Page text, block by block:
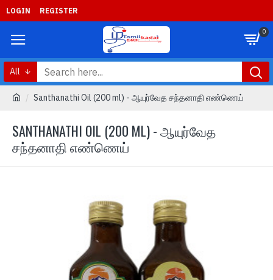
LOGIN REGISTER
0
All
Santhanathi Oil (200 ml) - ஆயுர்வேத சந்தனாதி எண்ணெய்
SANTHANATHI OIL (200 ML) - ஆயுர்வேத
சந்தனாதி எண்ணெய்